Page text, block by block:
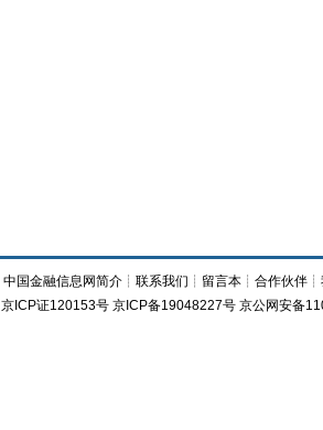
中国金融信息网简介 ┊联系我们 ┊ 留言本 ┊合作伙伴 ┊
京ICP证120153号 京ICP备19048227号 京公网安备